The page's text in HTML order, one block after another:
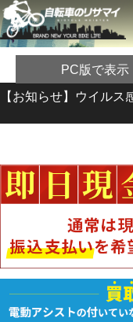
PC版で表示
【お知らせ】ウイル